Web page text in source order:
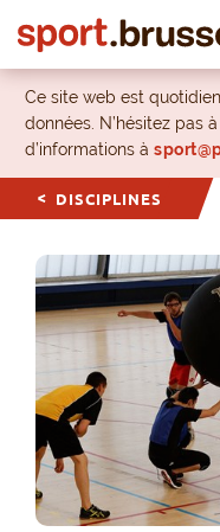
Ce site web est
données. N’hésitez pas
d’informations à
DISCIPLINES